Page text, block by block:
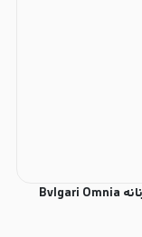
عطر ادکلن بولگاری امنیا کریستالین ادوتویلت زنانه Bvlgari Omnia